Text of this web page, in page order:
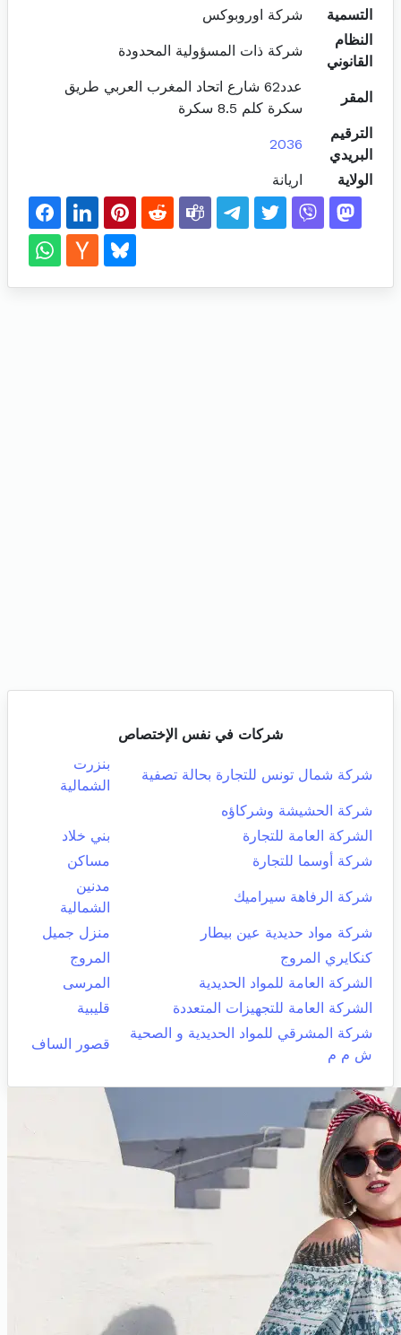
التسمية
شركة اوروبوكس
النظام
القانوني
شركة ذات المسؤولية المحدودة
المقر
عدد62 شارع اتحاد المغرب العربي طريق
سكرة كلم 8.5 سكرة
الترقيم
البريدي
2036
الولاية اريانة
شركات في نفس الإختصاص
شركة شمال تونس للتجارة بحالة تصفية
بنزرت
الشمالية
شركة الحشيشة وشركاؤه
الشركة العامة للتجارة
بني خلاد
شركة أوسما للتجارة
مساكن
شركة الرفاهة سيراميك
مدنين
الشمالية
شركة مواد حديدية عين بيطار
منزل جميل
كنكايري المروج
المروج
الشركة العامة للمواد الحديدية
المرسى
الشركة العامة للتجهيزات المتعددة
قليبية
شركة المشرقي للمواد الحديدية و الصحية
ش م م
قصور الساف